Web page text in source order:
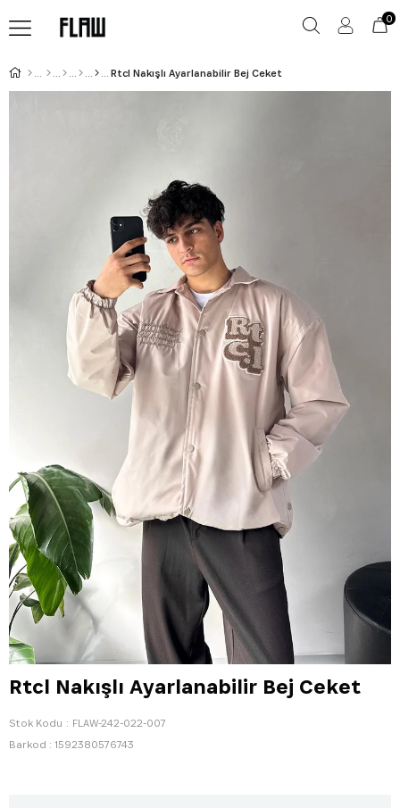
0
Rtcl Nakışlı Ayarlanabilir Bej Ceket
Rtcl Nakışlı Ayarlanabilir Bej Ceket
Stok Kodu
FLAW-242-022-007
Barkod : 1592380576743